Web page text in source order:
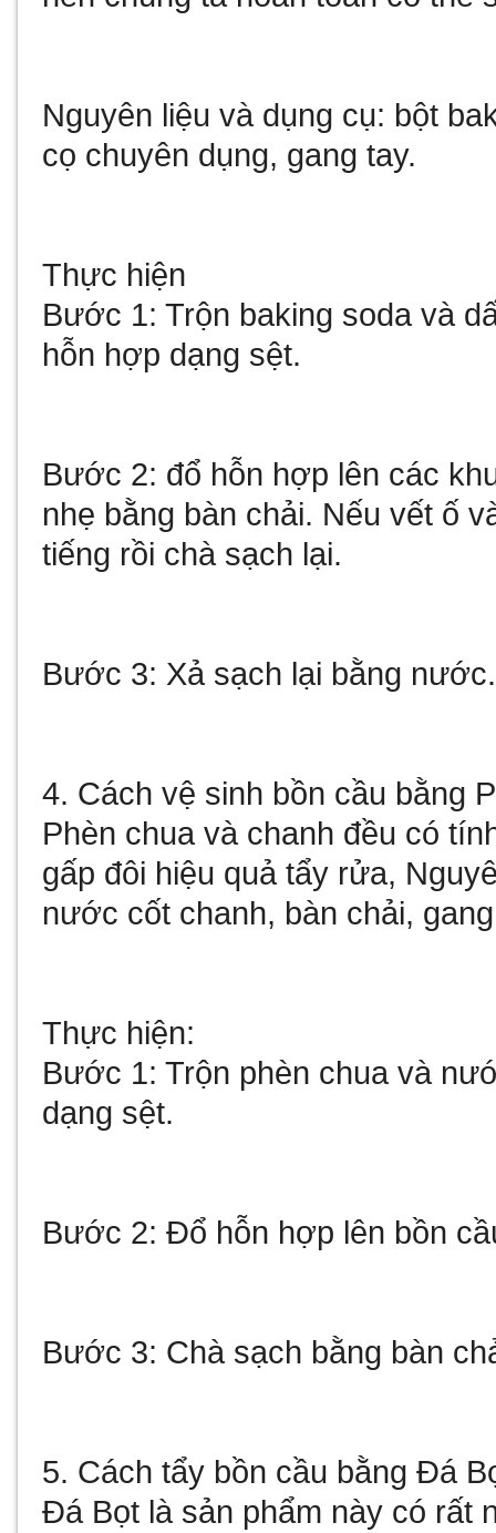
Nguyên liệu và dụng cụ: bột
cọ chuyên dụng, gang tay.
Thực hiện
Bước 1: Trộn baking soda và
hỗn hợp dạng sệt.
Bước 2: đổ hỗn hợp lên các
nhẹ bằng bàn chải. Nếu vết ố
tiếng rồi chà sạch lại.
Bước 3: Xả sạch lại bằng nước.
4. Cách vệ sinh bồn cầu bằng
Phèn chua và chanh đều có
gấp đôi hiệu quả tẩy rửa,
nước cốt chanh, bàn chải,
Thực hiện:
Bước 1: Trộn phèn chua và
dạng sệt.
Bước 2: Đổ hỗn hợp lên bồn
Bước 3: Chà sạch bằng bàn
5. Cách tẩy bồn cầu bằng Đá
Đá Bọt là sản phẩm này có rất